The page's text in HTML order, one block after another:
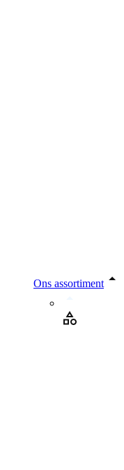
Ons assortiment